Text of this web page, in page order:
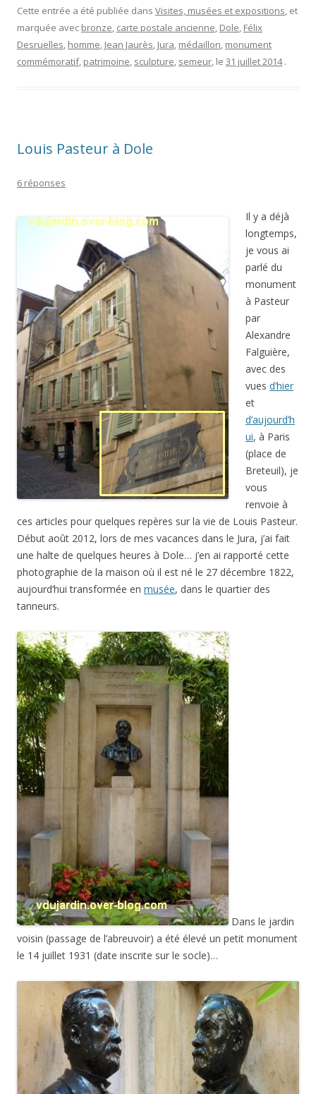
Cette entrée a été publiée dans Visites, musées et expositions, et
marquée avec bronze, carte postale ancienne, Dole, Félix
Desruelles, homme, Jean Jaurès, Jura, médaillon, monument
commémoratif, patrimoine, sculpture, semeur, le 31 juillet 2014 .
Louis Pasteur à Dole
6 réponses
Il y a déjà
longtemps,
je vous ai
parlé du
monument
à Pasteur
par
Alexandre
Falguière,
avec des
vues d’hier
et
d’aujourd’h
ui, à Paris
(place de
Breteuil), je
vous
renvoie à
ces articles pour quelques repères sur la vie de Louis Pasteur.
Début août 2012, lors de mes vacances dans le Jura, j’ai fait
une halte de quelques heures à Dole… j’en ai rapporté cette
photographie de la maison où il est né le 27 décembre 1822,
aujourd’hui transformée en musée, dans le quartier des
tanneurs.
Dans le jardin
voisin (passage de l’abreuvoir) a été élevé un petit monument
le 14 juillet 1931 (date inscrite sur le socle)…